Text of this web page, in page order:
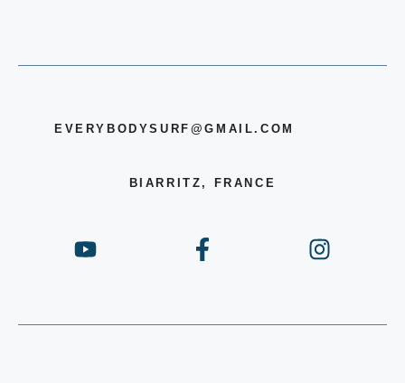
EVERYBODYSURF@GMAIL.COM
BIARRITZ, FRANCE